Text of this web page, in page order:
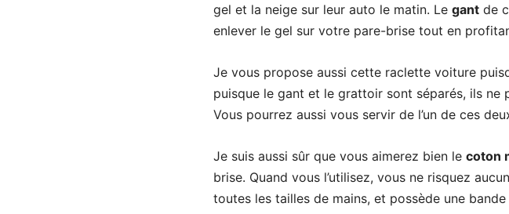
gel et la neige sur leur auto le matin. Le gant de
enlever le gel sur votre pare-brise tout en
Je vous propose aussi cette raclette voiture
puisque le gant et le grattoir sont séparés, ils
Vous pourrez aussi vous servir de l’un de ces
Je suis aussi sûr que vous aimerez bien le coton
brise. Quand vous l’utilisez, vous ne risquez
toutes les tailles de mains, et possède une